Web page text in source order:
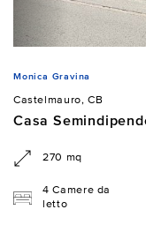
Monica Gravina
Castelmauro, CB
Casa
270 mq
4 Camere da
letto